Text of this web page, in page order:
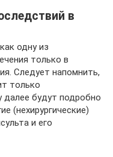
в
одну из
только в
Следует напомнить,
только
далее будут подробно
(нехирургические)
и его